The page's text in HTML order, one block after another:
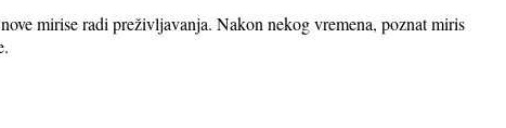
mirise radi preživljavanja. Nakon nekog vremena, poznat miris